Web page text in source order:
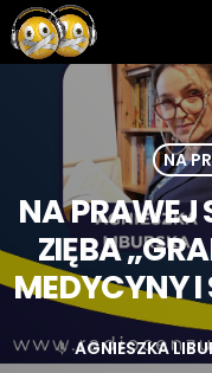
NA
NA PRAWEJ
ZIĘBA
MEDYCYNY I
mic AGNIESZKA